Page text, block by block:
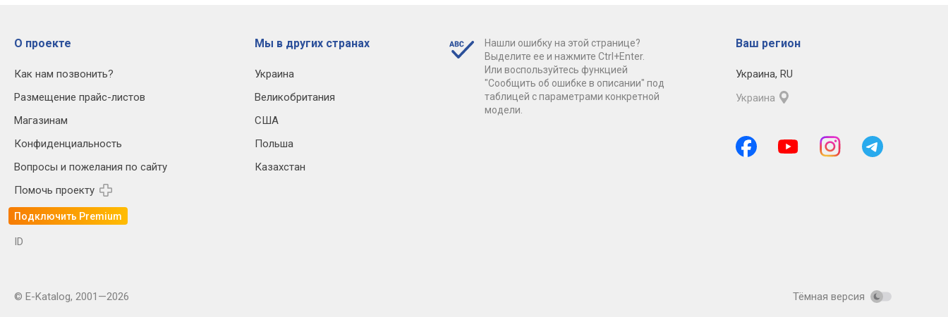
О проекте
Как нам позвонить?
Размещение прайс-листов
Магазинам
Конфиденциальность
Вопросы и пожелания по сайту
Помочь проекту
Подключить Premium
Мы в других странах
Украина
Великобритания
США
Польша
Казахстан
Нашли ошибку на этой странице?
Выделите ее и нажмите Ctrl+Enter.
Или воспользуйтесь функцией
"Сообщить об ошибке в описании" под
таблицей с параметрами конкретной
модели.
Ваш регион
Украина, RU
Украина
ID
© E-Katalog, 2001—2026 Тёмная версия